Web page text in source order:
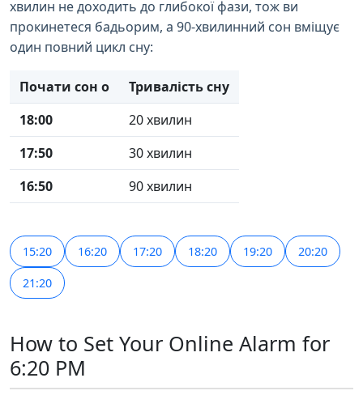
хвилин не доходить до глибокої фази, тож ви
прокинетеся бадьорим, а 90-хвилинний сон вміщує
один повний цикл сну:
Почати сон о
Тривалість сну
18:00
20 хвилин
17:50
30 хвилин
16:50
90 хвилин
15:20 16:20 17:20 18:20 19:20 20:20
21:20
How to Set Your Online Alarm for
6:20 PM